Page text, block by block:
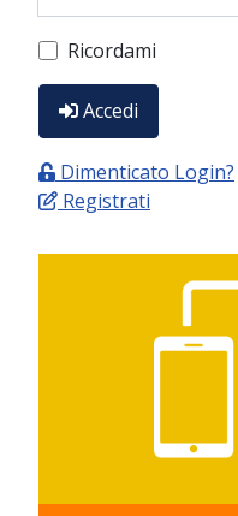
Ricordami
Accedi
Dimenticato Login?
Registrati